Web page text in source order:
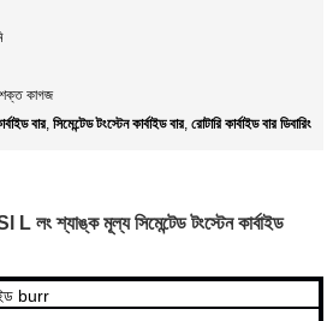
শক্ত কাগজ
বার, সিমেন্টেড টংস্টেন কার্বাইড বার, রোটারি কার্বাইড বার ডিবারিং
লং শ্যাঙ্ক মূল্য সিমেন্টেড টংস্টেন কার্বাইড
burr